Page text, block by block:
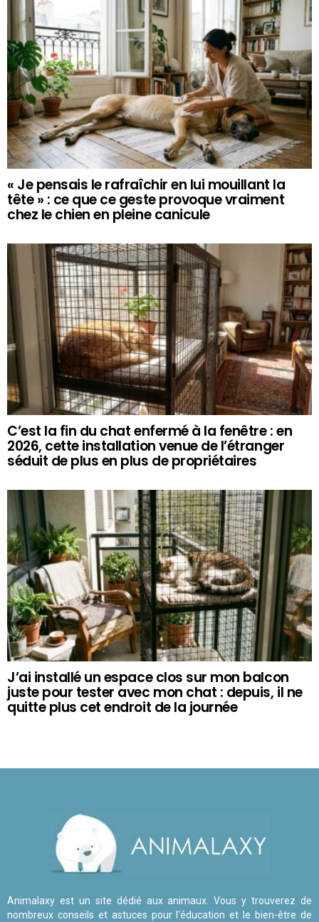
« Je pensais le rafraîchir en lui mouillant la
tête » : ce que ce geste provoque vraiment
chez le chien en pleine canicule
C’est la fin du chat enfermé à la fenêtre : en
2026, cette installation venue de l’étranger
séduit de plus en plus de propriétaires
J’ai installé un espace clos sur mon balcon
juste pour tester avec mon chat : depuis, il ne
quitte plus cet endroit de la journée
Animalaxy est un site dédié aux animaux. Vous y trouverez de
nombreux conseils et astuces pour l'éducation et le bien-être de